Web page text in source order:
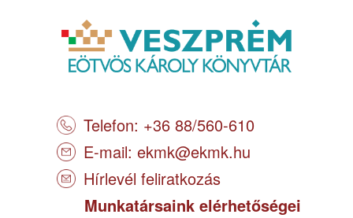
Telefon: +36 88/560-610
E-mail: ekmk@ekmk.hu
Hírlevél feliratkozás
Munkatársaink elérhetőségei